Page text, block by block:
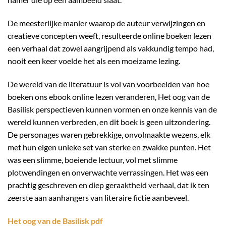
De meesterlijke manier waarop de auteur verwijzingen en
creatieve concepten weeft, resulteerde online boeken lezen
een verhaal dat zowel aangrijpend als vakkundig tempo had,
nooit een keer voelde het als een moeizame lezing.
De wereld van de literatuur is vol van voorbeelden van hoe
boeken ons ebook online lezen veranderen, Het oog van de
Basilisk perspectieven kunnen vormen en onze kennis van de
wereld kunnen verbreden, en dit boek is geen uitzondering.
De personages waren gebrekkige, onvolmaakte wezens, elk
met hun eigen unieke set van sterke en zwakke punten. Het
was een slimme, boeiende lectuur, vol met slimme
plotwendingen en onverwachte verrassingen. Het was een
prachtig geschreven en diep geraaktheid verhaal, dat ik ten
zeerste aan aanhangers van literaire fictie aanbeveel.
Het oog van de Basilisk pdf